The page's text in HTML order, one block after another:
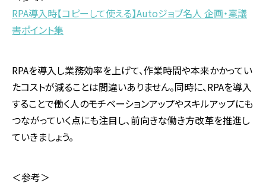
RPA導入時【コピーして使える】Autoジョブ名人 企画・稟議
書ポイント集
RPAを導入し業務効率を上げて、作業時間や本来かかってい
たコストが減ることは間違いありません。同時に、RPAを導入
することで働く人のモチベーションアップやスキルアップにも
つながっていく点にも注目し、前向きな働き方改革を推進し
ていきましょう。
＜参考＞